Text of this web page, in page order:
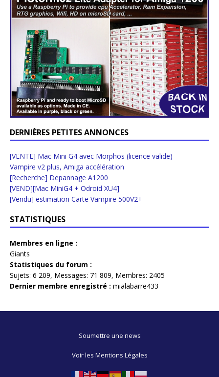
DERNIÈRES PETITES ANNONCES
[VENTE] Mac Mini G4 avec Morphos (licence valide)
Vampire v2 plus, Amiga accélération
[Recherche] Depannage A1200
[VEND][Mac MiniG4 + Odroid XU4]
[Vendu] estimation Carte Vampire 500V2+
STATISTIQUES
Membres en ligne :
Giants
Statistiques du forum :
Sujets: 6 209, Messages: 71 809, Membres: 2405
Dernier membre enregistré : mialabarre433
Soumettre une news
Voir les Mentions Légales